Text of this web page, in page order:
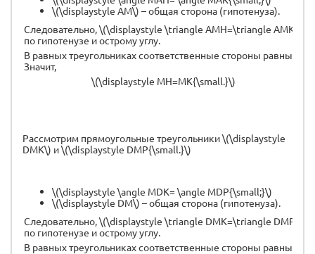
\(\displaystyle AM\) – общая сторона (гипотенуза).
Следовательно, \(\displaystyle \triangle AMH=\triangle AMK\)
по гипотенузе и острому углу.
В равных треугольниках соответственные стороны равны.
Значит,
\(\displaystyle MH=MK{\small.}\)
Рассмотрим прямоугольные треугольники \(\displaystyle
DMK\) и \(\displaystyle DMP{\small.}\)
\(\displaystyle \angle MDK= \angle MDP{\small;}\)
\(\displaystyle DM\) – общая сторона (гипотенуза).
Следовательно, \(\displaystyle \triangle DMK=\triangle DMP\)
по гипотенузе и острому углу.
В равных треугольниках соответственные стороны равны.